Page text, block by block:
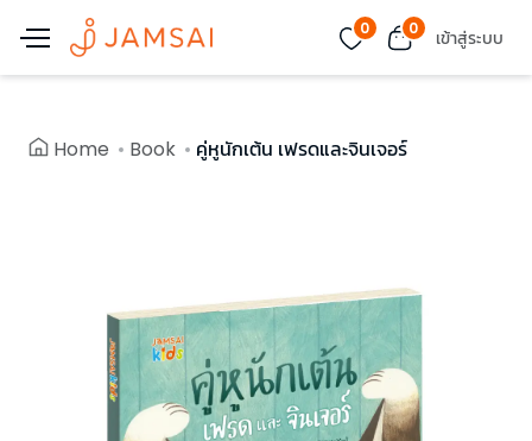
0 0 เข้าสู่ระบบ
Home Book คู่หูนักเต้น เฟรดและจินเจอร์